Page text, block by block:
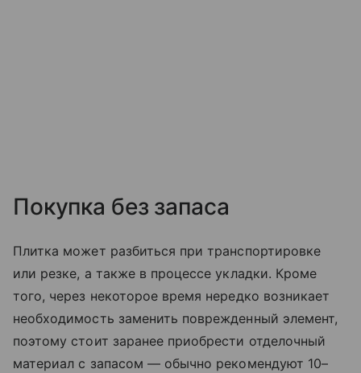
Покупка без запаса
Плитка может разбиться при транспортировке
или резке, а также в процессе укладки. Кроме
того, через некоторое время нередко возникает
необходимость заменить поврежденный элемент,
поэтому стоит заранее приобрести отделочный
материал с запасом — обычно рекомендуют 10–